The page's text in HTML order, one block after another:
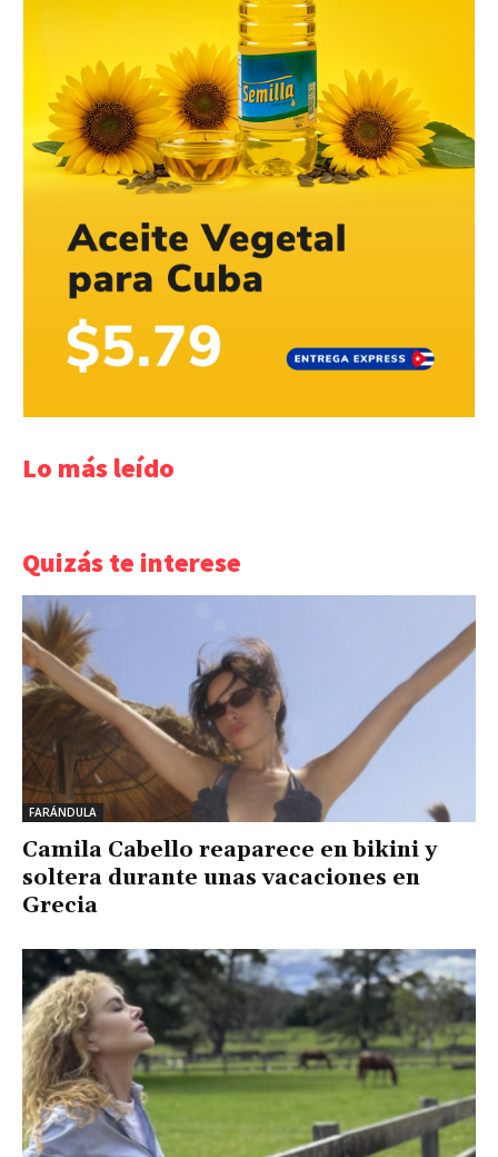
Lo más leído
Quizás te interese
FARÁNDULA
Camila Cabello reaparece en bikini y
soltera durante unas vacaciones en
Grecia